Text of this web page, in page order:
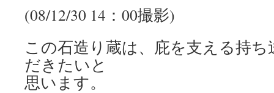
(08/12/30 14：00撮影)
この石造り蔵は、庇を支える持
だきたいと
思います。